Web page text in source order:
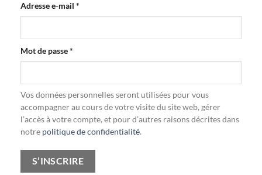
Adresse e-mail *
Mot de passe*
Vos données personnelles seront utilisées pour vous
accompagner au cours de votre visite du site web, gérer
l’accès à votre compte, et pour d’autres raisons décrites dans
notre politique de confidentialité.
S’INSCRIRE